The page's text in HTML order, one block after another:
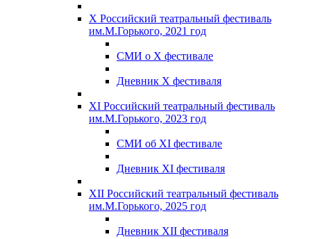
X Российский театральный фестиваль
им.М.Горького, 2021 год
СМИ о X фестивале
Дневник X фестиваля
XI Российский театральный фестиваль
им.М.Горького, 2023 год
СМИ об XI фестивале
Дневник XI фестиваля
XII Российский театральный фестиваль
им.М.Горького, 2025 год
Дневник XII фестиваля